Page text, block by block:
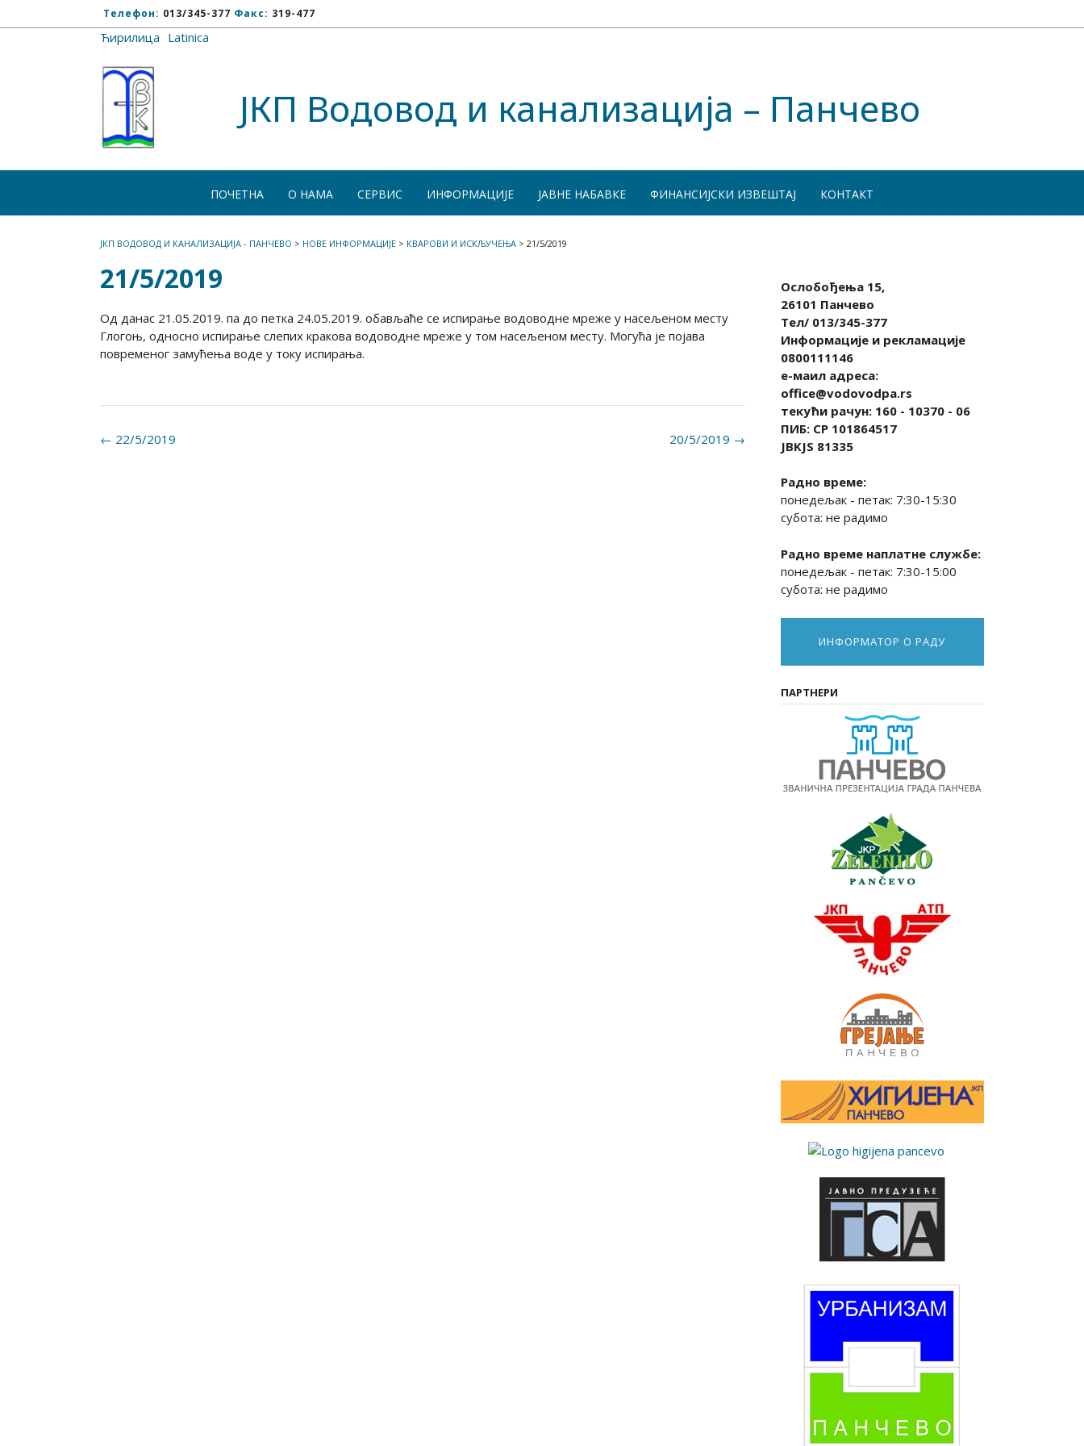
Телефон: 013/345-377 Факс: 319-477
Ћирилица Latinica
ЈКП Водовод и канализација – Панчево
ПОЧЕТНА О НАМА СЕРВИС ИНФОРМАЦИЈЕ ЈАВНЕ НАБАВКЕ ФИНАНСИЈСКИ ИЗВЕШТАЈ КОНТАКТ
ЈКП ВОДОВОД И КАНАЛИЗАЦИЈА - ПАНЧЕВО > НОВЕ ИНФОРМАЦИЈЕ > КВАРОВИ И ИСКЉУЧЕЊА > 21/5/2019
21/5/2019
Од данас 21.05.2019. па до петка 24.05.2019. обављаће се испирање водоводне мреже у насељеном месту
Глогоњ, односно испирање слепих кракова водоводне мреже у том насељеном месту. Могућа је појава
повременог замућења воде у току испирања.
Post 20/5/2019 →
← 22/5/2019
Ослобођења 15,
26101 Панчево
Тел/ 013/345-377
Информације и рекламације
0800111146
е-маил адреса:
office@vodovodpa.rs
текући рачун: 160 - 10370 - 06
ПИБ: СР 101864517
JBKJS 81335
Радно време:
понедељак - петак: 7:30-15:30
субота: не радимо
Радно време наплатне службе:
понедељак - петак: 7:30-15:00
субота: не радимо
ИНФОРМАТОР О РАДУ
ПАРТНЕРИ